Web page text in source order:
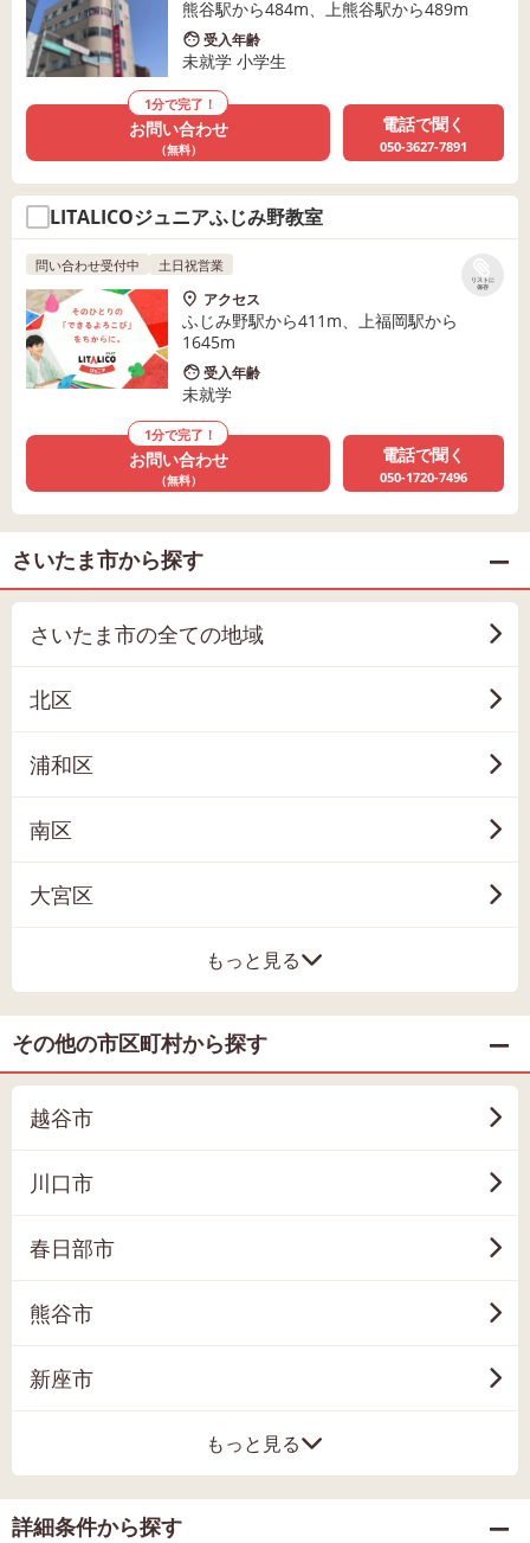
熊谷駅から484m、上熊谷駅から489m
受入年齢
未就学 小学生
1分で完了！
お問い合わせ
（無料）
電話で聞く
050-3627-7891
LITALICOジュニアふじみ野教室
リストに
保存
問い合わせ受付中 土日祝営業
アクセス
ふじみ野駅から411m、上福岡駅から
1645m
受入年齢
未就学
1分で完了！
お問い合わせ
（無料）
電話で聞く
050-1720-7496
さいたま市から探す
さいたま市の全ての地域
北区
浦和区
南区
大宮区
もっと見る
その他の市区町村から探す
越谷市
川口市
春日部市
熊谷市
新座市
もっと見る
詳細条件から探す